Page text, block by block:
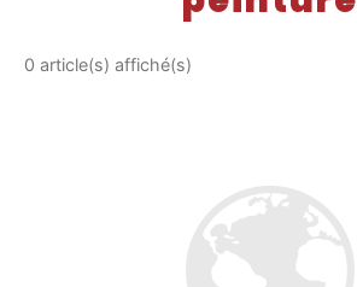
0 article(s) affiché(s)